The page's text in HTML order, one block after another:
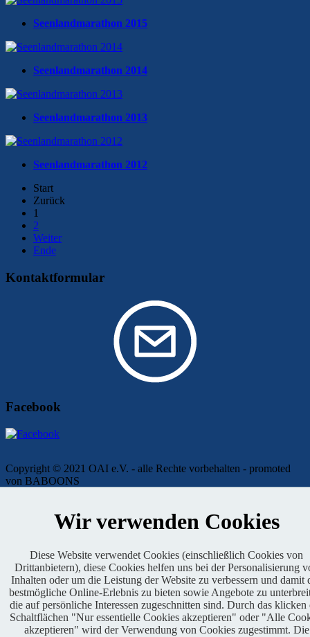
Seenlandmarathon 2015
Seenlandmarathon 2014
Seenlandmarathon 2013
Seenlandmarathon 2012
Start
Zurück
1
2
Weiter
Ende
Kontaktformular
Facebook
Copyright © 2021 OAI e.V. - alle Rechte vorbehalten - promoted
von BABOONS
Genehmigter Lauf
Wir verwenden Cookies
Diese Website verwendet Cookies (einschließlich Cookies von
Drittanbietern), diese Cookies helfen uns bei der Personalisierung
Inhalten oder um die Leistung der Website zu verbessern und damit
bestmögliche Online-Erlebnis zu bieten sowie Angebote zu
die auf persönliche Interessen zugeschnitten sind. Durch das klicken
Schaltflächen "Nur essentielle Cookies akzeptieren" oder "Alle
akzeptieren" wird der Verwendung von Cookies zugestimmt. Die